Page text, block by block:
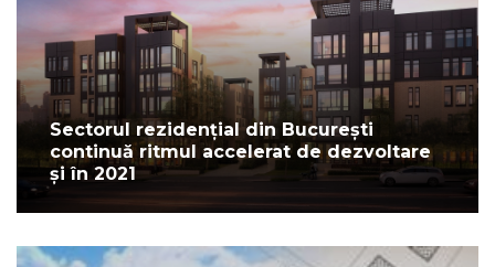
Sectorul rezidențial din București
continuă ritmul accelerat de dezvoltare
și în 2021